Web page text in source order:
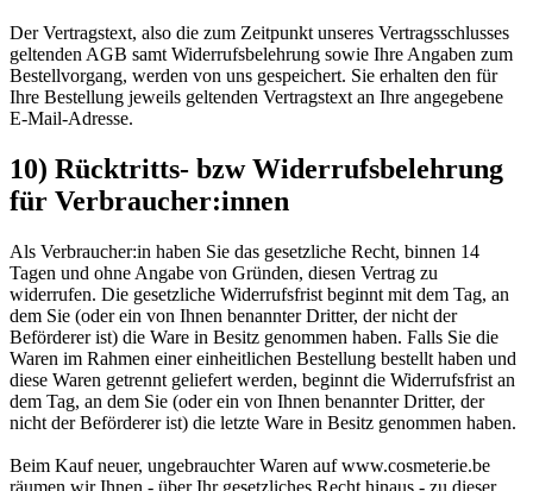
Der Vertragstext, also die zum Zeitpunkt unseres Vertragsschlusses
geltenden AGB samt Widerrufsbelehrung sowie Ihre Angaben zum
Bestellvorgang, werden von uns gespeichert. Sie erhalten den für
Ihre Bestellung jeweils geltenden Vertragstext an Ihre angegebene
E-Mail-Adresse.
10) Rücktritts- bzw Widerrufsbelehrung
für Verbraucher:innen
Als Verbraucher:in haben Sie das gesetzliche Recht, binnen 14
Tagen und ohne Angabe von Gründen, diesen Vertrag zu
widerrufen. Die gesetzliche Widerrufsfrist beginnt mit dem Tag, an
dem Sie (oder ein von Ihnen benannter Dritter, der nicht der
Beförderer ist) die Ware in Besitz genommen haben. Falls Sie die
Waren im Rahmen einer einheitlichen Bestellung bestellt haben und
diese Waren getrennt geliefert werden, beginnt die Widerrufsfrist an
dem Tag, an dem Sie (oder ein von Ihnen benannter Dritter, der
nicht der Beförderer ist) die letzte Ware in Besitz genommen haben.
Beim Kauf neuer, ungebrauchter Waren auf www.cosmeterie.be